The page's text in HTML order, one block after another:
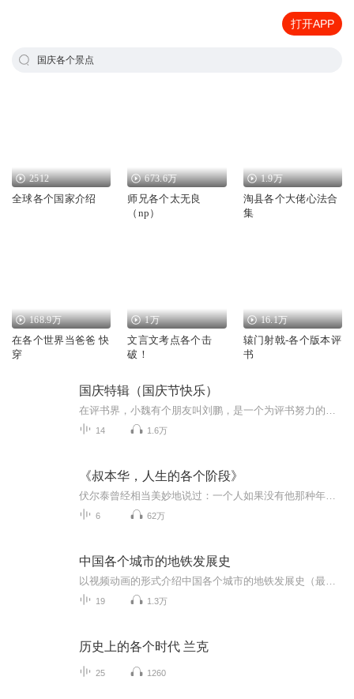
打开APP
国庆各个景点
2512
全球各个国家介绍
673.6万
师兄各个太无良
（np）
1.9万
淘县各个大佬心法合
集
168.9万
在各个世界当爸爸 快
穿
1万
文言文考点各个击
破！
16.1万
辕门射戟-各个版本评
书
国庆特辑（国庆节快乐）
14 1.6万
《叔本华，人生的各个阶段》
6 62万
中国各个城市的地铁发展史
19 1.3万
历史上的各个时代 兰克
25 1260